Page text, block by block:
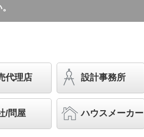
壁直付型 LED（昼白色
定格出力型1灯器具相当
バリュアブル商品（省エネ・デ
す。）
◆工場在庫品
◆希望小売価格 76,700 円（税抜
代理店 設計事務所
/問屋 ハウスメーカー